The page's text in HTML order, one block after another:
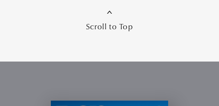
Scroll to Top